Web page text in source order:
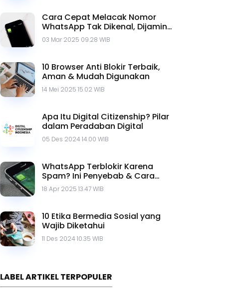
Cara Cepat Melacak Nomor
WhatsApp Tak Dikenal, Dijamin
Ampuh!
03 Mar 2025 09.28 WIB
10 Browser Anti Blokir Terbaik,
Aman & Mudah Digunakan
14 Mei 2025 15.02 WIB
Apa Itu Digital Citizenship? Pilar
dalam Peradaban Digital
05 Des 2024 14.00 WIB
WhatsApp Terblokir Karena
Spam? Ini Penyebab & Cara
Mengatasinya
18 Apr 2025 13.47 WIB
10 Etika Bermedia Sosial yang
Wajib Diketahui
11 Des 2024 10.35 WIB
LABEL ARTIKEL TERPOPULER